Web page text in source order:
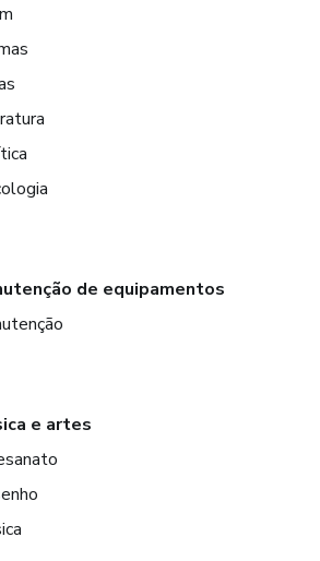
de equipamentos
e artes